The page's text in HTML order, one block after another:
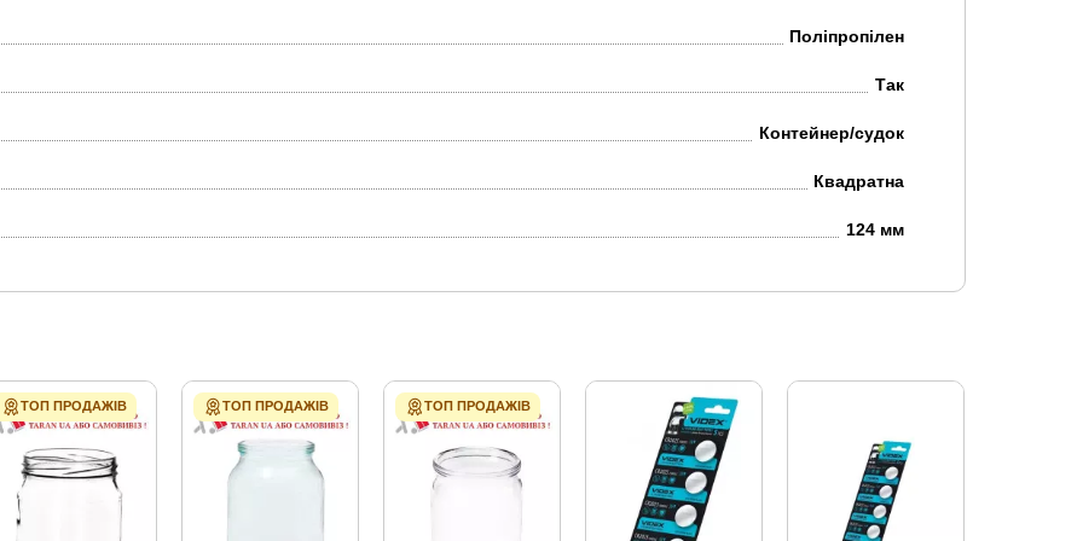
Поліпропілен
Так
Контейнер/судок
Квадратна
124 мм
ТОП ПРОДАЖІВ ТОП ПРОДАЖІВ ТОП ПРОДАЖІВ